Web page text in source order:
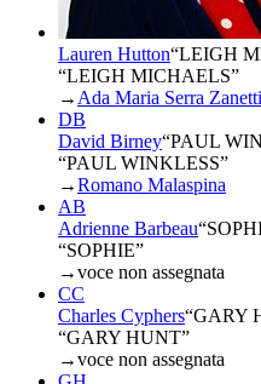
Lauren Hutton“LEIGH
“LEIGH MICHAELS”
→ Ada Maria Serra Zanetti
DB
David Birney“PAUL
“PAUL WINKLESS”
→Romano Malaspina
AB
Adrienne Barbeau“
“SOPHIE”
→voce non assegnata
CC
Charles Cyphers“GARY
“GARY HUNT”
→voce non assegnata